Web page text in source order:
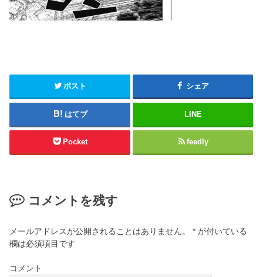
ポスト シェア
はてブ LINE
Pocket feedly
コメントを残す
メールアドレスが公開されることはありません。 * が付いている
欄は必須項目です
コメント